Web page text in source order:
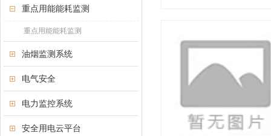
重点用能能耗监测
重点用能能耗监测
油烟监测系统
电气安全
电力监控系统
安全用电云平台